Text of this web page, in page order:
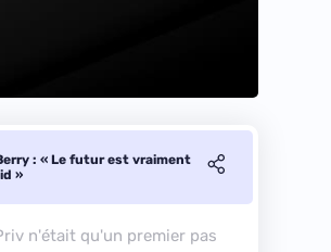
: « Le futur est vraiment
»
n'était qu'un premier pas